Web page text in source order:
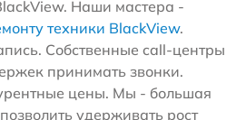
Наши мастера -
техники BlackView.
Собственные call-центры
принимать звонки.
цены. Мы - большая
удерживать рост